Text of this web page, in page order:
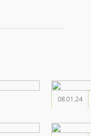
08.01.24